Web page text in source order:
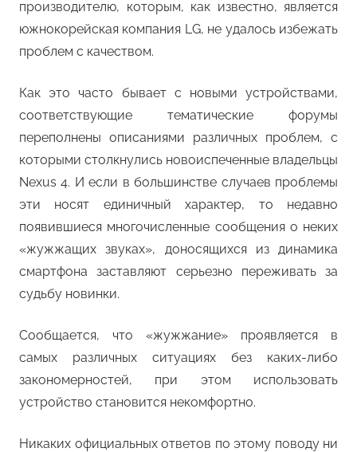
производителю, которым, как известно, является
южнокорейская компания LG, не удалось избежать
проблем с качеством.
Как это часто бывает с новыми устройствами,
соответствующие тематические форумы
переполнены описаниями различных проблем, с
которыми столкнулись новоиспеченные владельцы
Nexus 4. И если в большинстве случаев проблемы
эти носят единичный характер, то недавно
появившиеся многочисленные сообщения о неких
«жужжащих звуках», доносящихся из динамика
смартфона заставляют серьезно переживать за
судьбу новинки.
Сообщается, что «жужжание» проявляется в
самых различных ситуациях без каких-либо
закономерностей, при этом использовать
устройство становится некомфортно.
Никаких официальных ответов по этому поводу ни